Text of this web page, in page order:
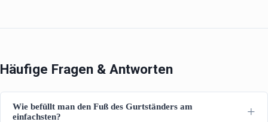
Häufige Fragen & Antworten
Wie befüllt man den Fuß des Gurtständers am
einfachsten?